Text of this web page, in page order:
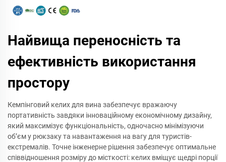
Найвища переносність та
ефективність використання
простору
Кемпінговий келих для вина забезпечує вражаючу
портативність завдяки інноваційному економічному дизайну,
який максимізує функціональність, одночасно мінімізуючи
об’єм у рюкзаку та навантаження на вагу для туристів-
екстремалів. Точне інженерне рішення забезпечує оптимальне
співвідношення розміру до місткості: келих вміщує щедрі порції